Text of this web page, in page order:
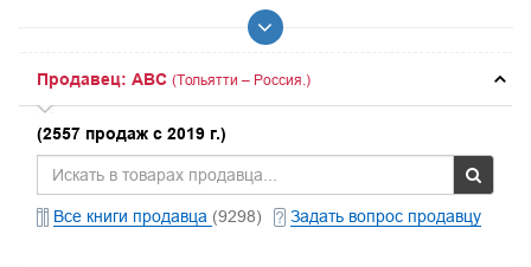
Продавец: ABC (Тольятти – Россия.)
(2557 продаж с 2019 г.)
Все книги продавца (9298) Задать вопрос продавцу